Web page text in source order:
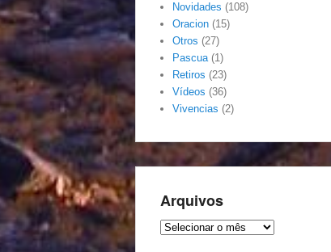
Novidades (108)
Oracion (15)
Otros (27)
Pascua(1)
Retiros (23)
Vídeos (36)
Vivencias (2)
Arquivos
Arquivos